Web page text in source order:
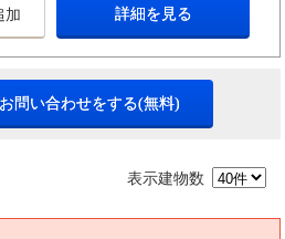
加 詳細を見る
問い合わせをする(無料)
表示建物数